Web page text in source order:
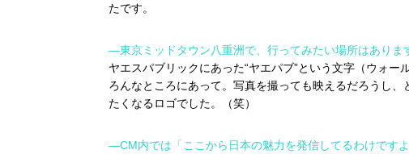
たです。
―東京ミッドタウン八重洲で、行ってみたい場所はありま
ヤエスパブリックにあった“ヤエパブ”という文字（ウォ
ろんなところにあって。写真を撮っても映えるだろうし
たくなるロゴでした。（笑）
―CM内では「ここから日本の魅力を発信してるわけです